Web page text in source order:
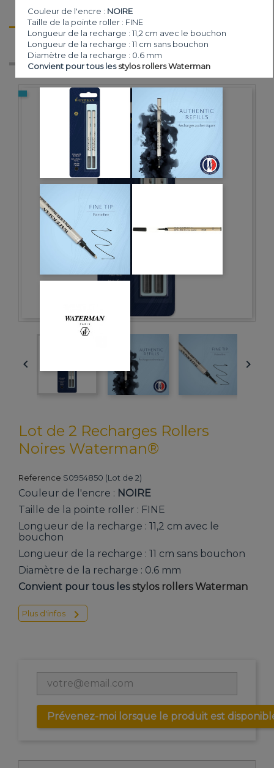
LETTRE D'INFORMATION
 
Lot de 2 Recharges Rollers
Noires Waterman®
Reference S0954850 (Lot de 2)
Couleur de l'encre : NOIRE
Taille de la pointe roller : FINE
Longueur de la recharge : 11,2 cm avec le
bouchon
Longueur de la recharge : 11 cm sans bouchon
Diamètre de la recharge : 0.6 mm
Convient pour tous lesstylos rollers Waterman
Plus d'infos 
Prévenez-moi lorsque le produit est
Couleur de l'encre : NOIRE
Taille de la pointe roller : FINE
Longueur de la recharge : 11,2 cm avec le bouchon
Longueur de la recharge : 11 cm sans bouchon
Diamètre de la recharge : 0.6 mm
Convient pour tous lesstylos rollers Waterman